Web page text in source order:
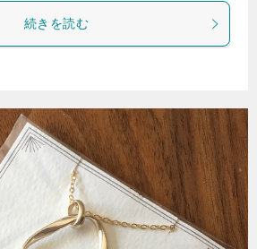
続きを読む